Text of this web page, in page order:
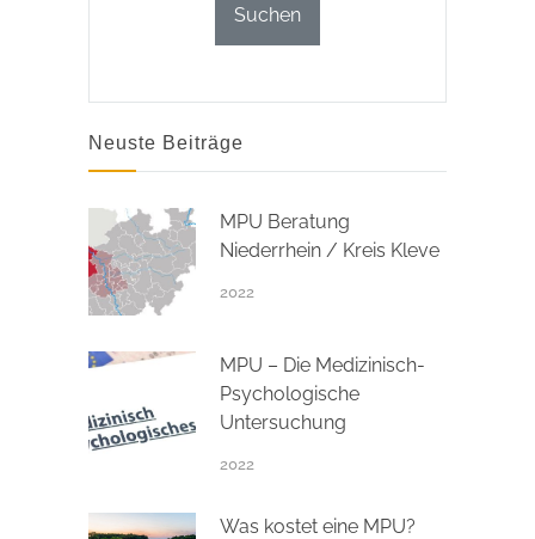
Neuste Beiträge
MPU Beratung
Niederrhein / Kreis Kleve
2022
MPU – Die Medizinisch-
Psychologische
Untersuchung
2022
Was kostet eine MPU?